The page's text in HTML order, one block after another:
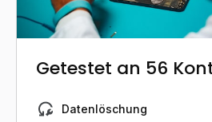
Getestet an 56
Datenlöschung